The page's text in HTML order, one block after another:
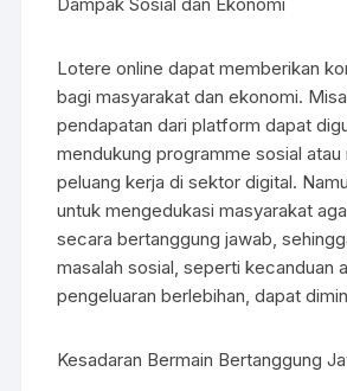
Lotere online dapat memberikan
bagi masyarakat dan ekonomi.
pendapatan dari platform dapat
mendukung programme sosial
peluang kerja di sektor digital.
untuk mengedukasi masyarakat
secara bertanggung jawab,
masalah sosial, seperti kecanduan
pengeluaran berlebihan, dapat
Kesadaran Bermain Bertanggung